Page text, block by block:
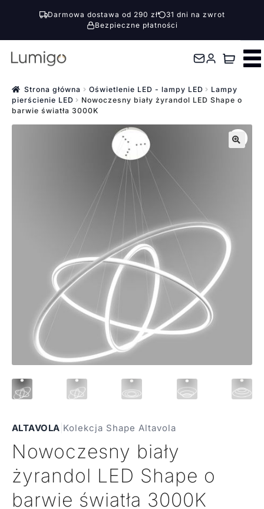
Darmowa dostawa od 290 zł
31 dni na zwrot
Bezpieczne płatności
Przejdź
nawigacji
Przejdź
treści Strona główna Oświetlenie LED - lampy LED
Lampy
pierścienie LED
Nowoczesny biały żyrandol LED Shape o
barwie światła 3000K
ALTAVOLA Kolekcja Shape Altavola
Nowoczesny biały
żyrandol LED Shape o
barwie światła 3000K